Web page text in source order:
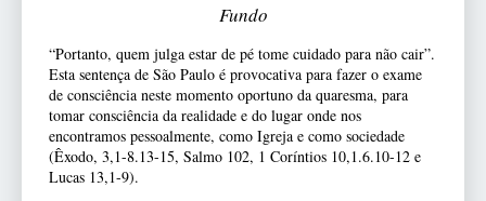
Fundo
“Portanto, quem julga estar de pé tome cuidado para não cair”.
Esta sentença de São Paulo é provocativa para fazer o exame
de consciência neste momento oportuno da quaresma, para
tomar consciência da realidade e do lugar onde nos
encontramos pessoalmente, como Igreja e como sociedade
(Êxodo, 3,1-8.13-15, Salmo 102, 1 Coríntios 10,1.6.10-12 e
Lucas 13,1-9).